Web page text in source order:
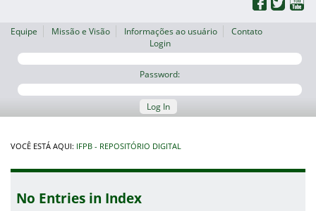
Equipe Missão e Visão Informações ao usuário
Contato
Login
Password:
Log In
VOCÊ ESTÁ AQUI: IFPB - REPOSITÓRIO DIGITAL
No Entries in Index